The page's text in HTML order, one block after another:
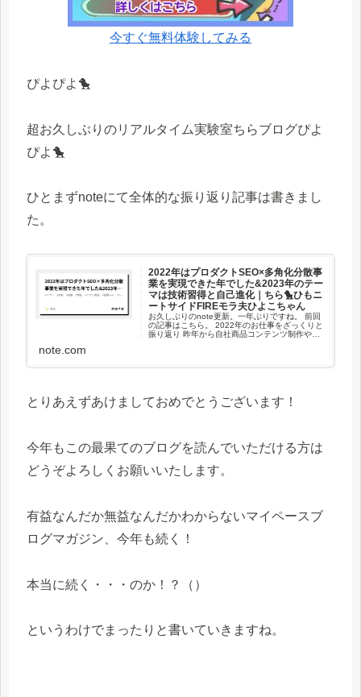
今すぐ無料体験してみる
ぴよぴよ🐤
超お久しぶりのリアルタイム実験室ちらブログぴよ
ぴよ🐤
ひとまずnoteにて全体的な振り返り記事は書きまし
た。
2022年はプロダクトSEO×多角化分散事
業を実現できた年でした&2023年のテー
マは技術習得と自己進化｜ちら🐤ひもニ
ートサイドFIREモラ夫ひよこちゃん
お久しぶりのnote更新。一年ぶりですね。 前回
の記事はこちら。 2022年のお仕事をざっくりと
振り返り 昨年から自社商品コンテンツ制作やプ
note.com
とりあえずあけましておめでとうございます！
今年もこの最果てのブログを読んでいただける方は
どうぞよろしくお願いいたします。
有益なんだか無益なんだかわからないマイペースブ
ログマガジン、今年も続く！
本当に続く・・・のか！？（）
というわけでまったりと書いていきますね。